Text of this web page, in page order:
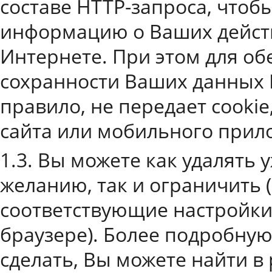
составе HTTP-запроса,
информацию о Ваших
Интернете. При этом для
сохранности Ваших данных
правило, не передает
сайта или мобильного
1.3. Вы можете как удалять
желанию, так и ограничить
соответствующие
браузере). Более
сделать, Вы можете найти